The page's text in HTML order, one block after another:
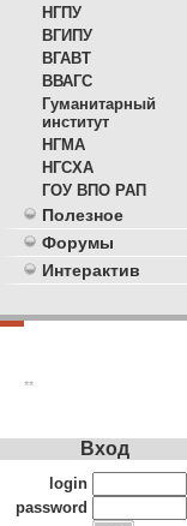
НГПУ
ВГИПУ
ВГАВТ
ВВАГС
Гуманитарный
институт
НГМА
НГСХА
ГОУ ВПО РАП
Полезное
Форумы
Интерактив
**
Вход
login
password